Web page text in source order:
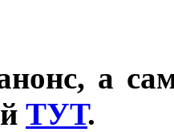
а
ТУТ.